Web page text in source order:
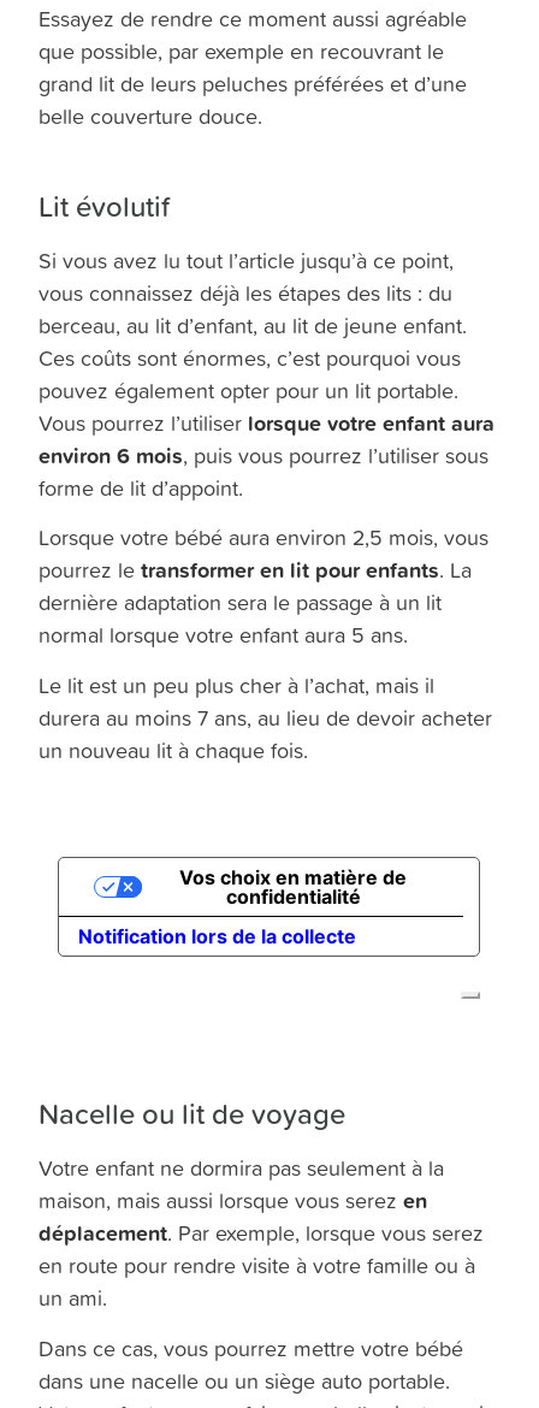
Essayez de rendre ce moment aussi agréable
que possible, par exemple en recouvrant le
grand lit de leurs peluches préférées et d’une
belle couverture douce.
Lit évolutif
Si vous avez lu tout l’article jusqu’à ce point,
vous connaissez déjà les étapes des lits : du
berceau, au lit d’enfant, au lit de jeune enfant.
Ces coûts sont énormes, c’est pourquoi vous
pouvez également opter pour un lit portable.
Vous pourrez l’utiliser lorsque votre enfant aura
environ 6 mois, puis vous pourrez l’utiliser sous
forme de lit d’appoint.
Lorsque votre bébé aura environ 2,5 mois, vous
pourrez letransformer en lit pour enfants. La
dernière adaptation sera le passage à un lit
normal lorsque votre enfant aura 5 ans.
Le lit est un peu plus cher à l’achat, mais il
durera au moins 7 ans, au lieu de devoir acheter
un nouveau lit à chaque fois.
Nacelle ou lit de voyage
Votre enfant ne dormira pas seulement à la
maison, mais aussi lorsque vous serezen
déplacement. Par exemple, lorsque vous serez
en route pour rendre visite à votre famille ou à
un ami.
Dans ce cas, vous pourrez mettre votre bébé
dans une nacelle ou un siège auto portable.